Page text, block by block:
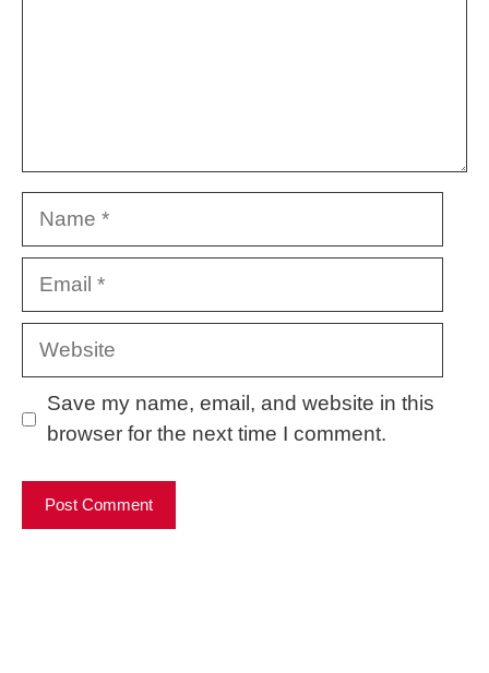
Name
Email
Website
Save my name, email, and website in this
browser for the next time I comment.